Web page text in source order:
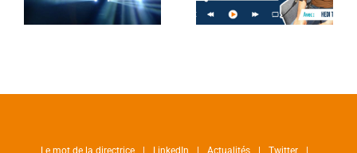
Le mot de la directrice LinkedIn Actualités Twitter